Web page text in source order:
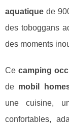
aquatique de
des toboggans
des moments
Ce camping
de mobil
une cuisine,
confortables,